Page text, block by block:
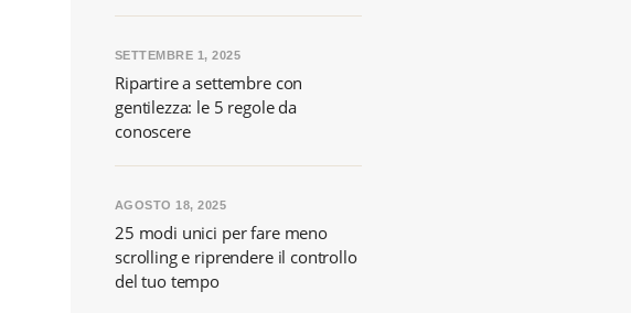
Ripartire a settembre con
gentilezza: le 5 regole da
conoscere
SETTEMBRE 1, 2025
25 modi unici per fare meno
scrolling e riprendere il controllo
del tuo tempo
AGOSTO 18, 2025